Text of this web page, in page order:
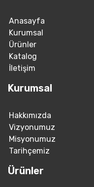
Anasayfa
Kurumsal
Ürünler
Katalog
İletişim
Kurumsal
Hakkımızda
Vizyonumuz
Misyonumuz
Tarihçemiz
Ürünler